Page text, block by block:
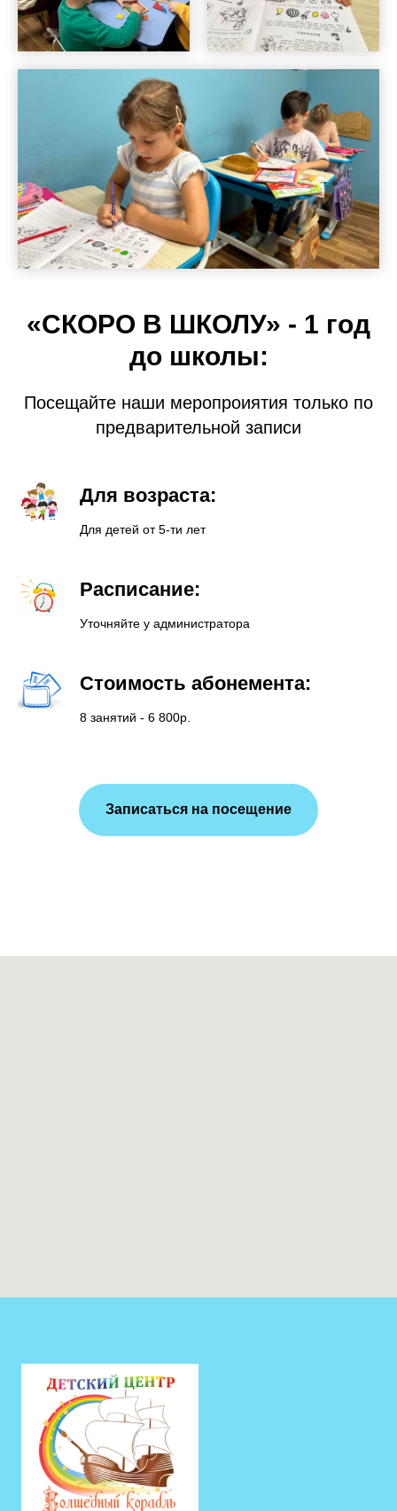
«СКОРО В ШКОЛУ» - 1 год
до школы:
Посещайте наши меропроиятия только по
предварительной записи
Для возраста:
Для детей от 5-ти лет
Расписание:
Уточняйте у администратора
Стоимость абонемента:
8 занятий - 6 800р.
Записаться на посещение